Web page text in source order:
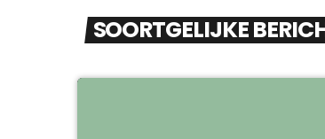
SOORTGELIJKE